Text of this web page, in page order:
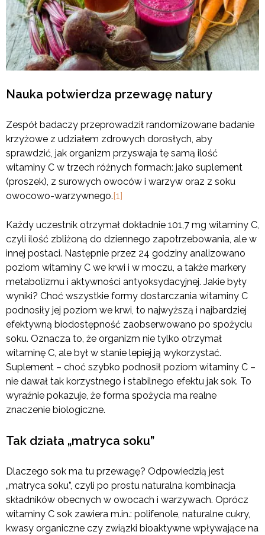
Nauka potwierdza przewagę natury
Zespół badaczy przeprowadził randomizowane badanie
krzyżowe z udziałem zdrowych dorosłych, aby
sprawdzić, jak organizm przyswaja tę samą ilość
witaminy C w trzech różnych formach: jako suplement
(proszek), z surowych owoców i warzyw oraz z soku
owocowo-warzywnego. [1]
Każdy uczestnik otrzymał dokładnie 101,7 mg witaminy C,
czyli ilość zbliżoną do dziennego zapotrzebowania, ale w
innej postaci. Następnie przez 24 godziny analizowano
poziom witaminy C we krwi i w moczu, a także markery
metabolizmu i aktywności antyoksydacyjnej. Jakie były
wyniki? Choć wszystkie formy dostarczania witaminy C
podnosiły jej poziom we krwi, to najwyższą i najbardziej
efektywną biodostępność zaobserwowano po spożyciu
soku. Oznacza to, że organizm nie tylko otrzymał
witaminę C, ale był w stanie lepiej ją wykorzystać.
Suplement – choć szybko podnosił poziom witaminy C –
nie dawał tak korzystnego i stabilnego efektu jak sok. To
wyraźnie pokazuje, że forma spożycia ma realne
znaczenie biologiczne.
Tak działa „matryca soku”
Dlaczego sok ma tu przewagę? Odpowiedzią jest
„matryca soku”, czyli po prostu naturalna kombinacja
składników obecnych w owocach i warzywach. Oprócz
witaminy C sok zawiera m.in.: polifenole, naturalne cukry,
kwasy organiczne czy związki bioaktywne wpływające na